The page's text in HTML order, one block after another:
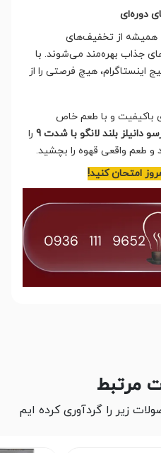
دوره‌ای
همیشه از تخفیف‌های
جذاب بهره‌مند می‌شوند. با
اینستاگرام، هیچ فرصتی را از
باکیفیت و با طعم خاص
دانیلز بلند لانگو با شدت 9
را
و طعم واقعی قهوه را بچشید.
امتحان کنید!
مرتبط
زیر را گردآوری کرده ایم